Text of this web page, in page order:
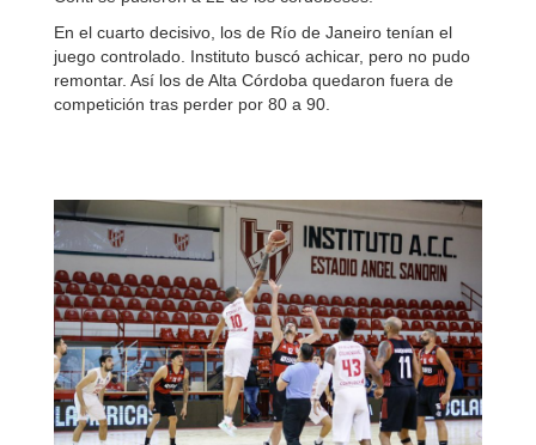
En el cuarto decisivo, los de Río de Janeiro tenían el
juego controlado. Instituto buscó achicar, pero no pudo
remontar. Así los de Alta Córdoba quedaron fuera de
competición tras perder por 80 a 90.